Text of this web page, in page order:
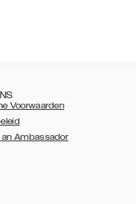
Voorwaarden
an Ambassador